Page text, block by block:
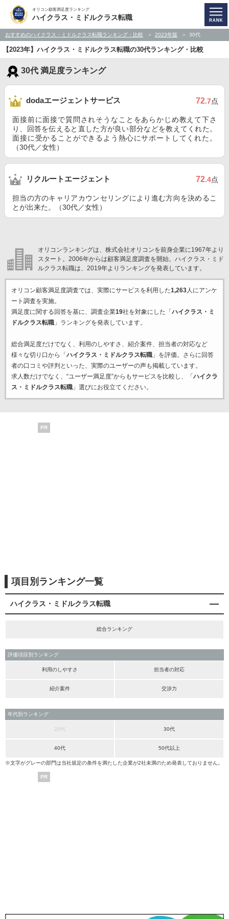
オリコン顧客満足度ランキング
ハイクラス・ミドルクラス転職
おすすめのハイクラス・ミドルクラス転職ランキング・比較 2023年版 30代
【2023年】ハイクラス・ミドルクラス転職の30代ランキング・比較
30代 満足度ランキング
dodaエージェントサービス 72.7点
面接前に面接で質問されそうなことをあらかじめ教えて下さ
り、回答を伝えると直した方が良い部分などを教えてくれた。
面接に受かることができるよう熱心にサポートしてくれた。
（30代／女性）
リクルートエージェント 72.4点
担当の方のキャリアカウンセリングにより進む方向を決めるこ
とが出来た。（30代／女性）
オリコンランキングは、株式会社オリコンを前身企業に1967年より
スタート。2006年からは顧客満足度調査を開始。ハイクラス・ミド
ルクラス転職は、2019年よりランキングを発表しています。
オリコン顧客満足度調査では、実際にサービスを利用した1,263人にアンケ
ート調査を実施。
満足度に関する回答を基に、調査企業19社を対象にした「 ハイクラス・ミ
ドルクラス転職」ランキングを発表しています。
総合満足度だけでなく、利用のしやすさ、紹介案件、担当者の対応など
様々な切り口から「 ハイクラス・ミドルクラス転職」を評価。さらに回答
者の口コミや評判といった、実際のユーザーの声も掲載しています。
求人数だけでなく、“ユーザー満足度”からもサービスを比較し、「 ハイクラ
ス・ミドルクラス転職」選びにお役立てください。
PR
項目別ランキング一覧
ハイクラス・ミドルクラス転職
総合ランキング
評価項目別ランキング
利用のしやすさ 担当者の対応
紹介案件 交渉力
年代別ランキング
20代 30代
40代 50代以上
※文字がグレーの部門は当社規定の条件を満たした企業が2社未満のため発表しておりません。
PR